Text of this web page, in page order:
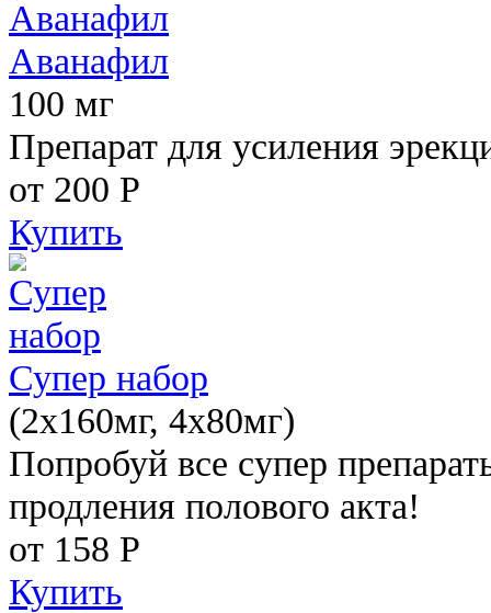
Аванафил
100 мг
Препарат для усиления
от 200 Р
Купить
Супер набор
(2х160мг, 4х80мг)
Попробуй все супер
продления полового акта!
от 158 Р
Купить